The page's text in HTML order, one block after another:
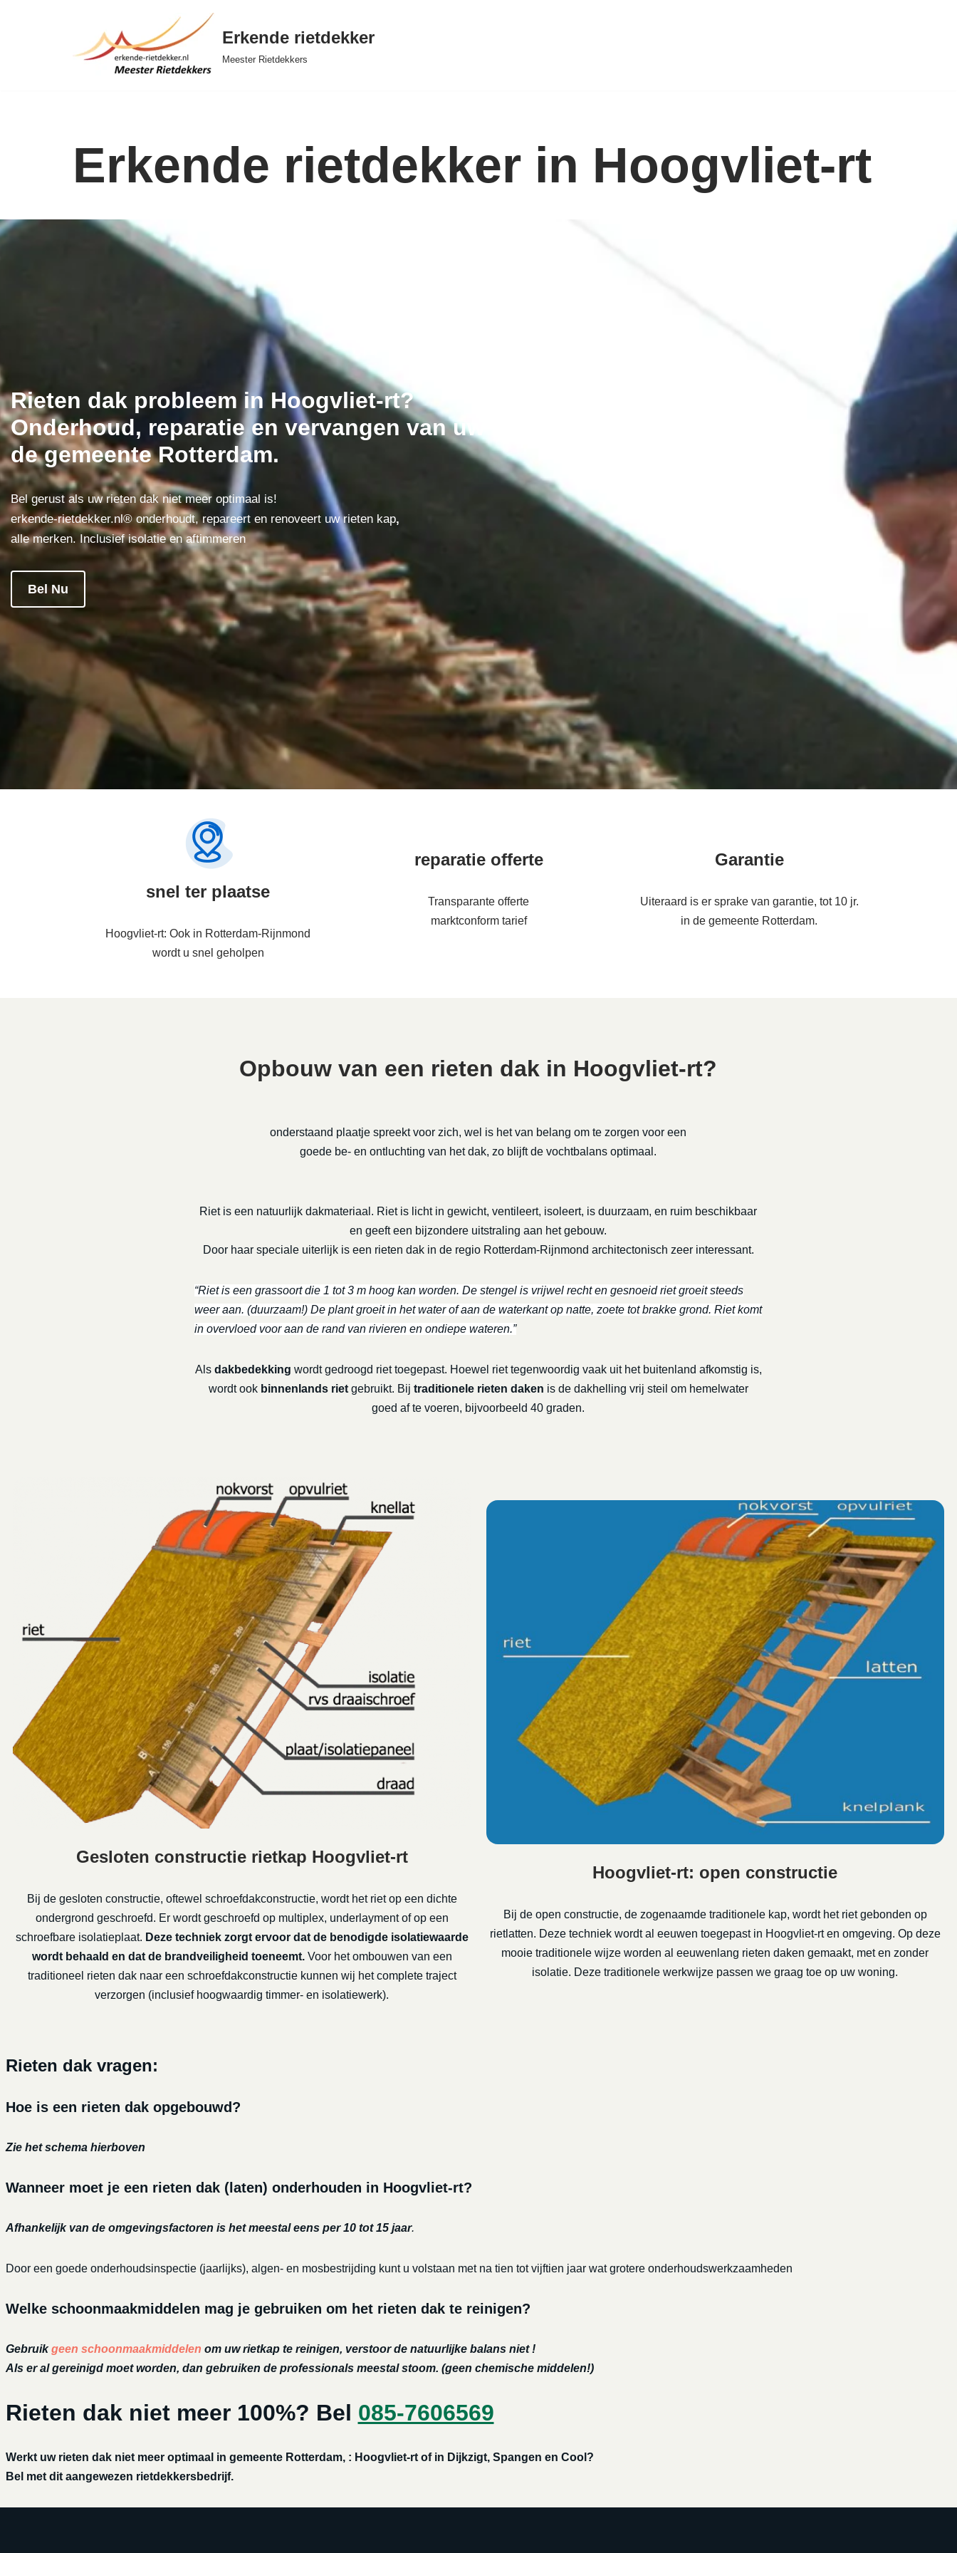
Erkende rietdekker
Meester Rietdekkers
Erkende rietdekker in Hoogvliet-rt
Rieten dak probleem in Hoogvliet-rt?
Onderhoud, reparatie en vervangen van uw riet dak in
de gemeente Rotterdam.
Bel gerust als uw rieten dak niet meer optimaal is!
erkende-rietdekker.nl® onderhoudt, repareert en renoveert uw rieten kap,
alle merken. Inclusief isolatie en aftimmeren
Bel Nu
snel ter plaatse
Hoogvliet-rt: Ook in Rotterdam-Rijnmond
wordt u snel geholpen
reparatie offerte
Transparante offerte
marktconform tarief
Garantie
Uiteraard is er sprake van garantie, tot 10 jr.
in de gemeente Rotterdam.
Opbouw van een rieten dak in Hoogvliet-rt?
onderstaand plaatje spreekt voor zich, wel is het van belang om te zorgen voor een
goede be- en ontluchting van het dak, zo blijft de vochtbalans optimaal.
Riet is een natuurlijk dakmateriaal. Riet is licht in gewicht, ventileert, isoleert, is duurzaam, en ruim beschikbaar
en geeft een bijzondere uitstraling aan het gebouw.
Door haar speciale uiterlijk is een rieten dak in de regio Rotterdam-Rijnmond architectonisch zeer interessant.
“Riet is een grassoort die 1 tot 3 m hoog kan worden. De stengel is vrijwel recht en gesnoeid riet groeit steeds
weer aan. (duurzaam!) De plant groeit in het water of aan de waterkant op natte, zoete tot brakke grond. Riet komt
in overvloed voor aan de rand van rivieren en ondiepe wateren.”
Als dakbedekking wordt gedroogd riet toegepast. Hoewel riet tegenwoordig vaak uit het buitenland afkomstig is,
wordt ook binnenlands rietgebruikt. Bij traditionele rieten daken is de dakhelling vrij steil om hemelwater
goed af te voeren, bijvoorbeeld 40 graden.
Gesloten constructie rietkap Hoogvliet-rt
Bij de gesloten constructie, oftewel schroefdakconstructie, wordt het riet op een dichte
ondergrond geschroefd. Er wordt geschroefd op multiplex, underlayment of op een
schroefbare isolatieplaat. Deze techniek zorgt ervoor dat de benodigde isolatiewaarde
wordt behaald en dat de brandveiligheid toeneemt.Voor het ombouwen van een
traditioneel rieten dak naar een schroefdakconstructie kunnen wij het complete traject
verzorgen (inclusief hoogwaardig timmer- en isolatiewerk).
Hoogvliet-rt: open constructie
Bij de open constructie, de zogenaamde traditionele kap, wordt het riet gebonden op
rietlatten. Deze techniek wordt al eeuwen toegepast in Hoogvliet-rt en omgeving. Op deze
mooie traditionele wijze worden al eeuwenlang rieten daken gemaakt, met en zonder
isolatie. Deze traditionele werkwijze passen we graag toe op uw woning.
Rieten dak vragen:
Hoe is een rieten dak opgebouwd?
Zie het schema hierboven
Wanneer moet je een rieten dak (laten) onderhouden in Hoogvliet-rt?
Afhankelijk van de omgevingsfactoren is het meestal eens per 10 tot 15 jaar.
Door een goede onderhoudsinspectie (jaarlijks), algen- en mosbestrijding kunt u volstaan met na tien tot vijftien jaar wat grotere onderhoudswerkzaamheden
Welke schoonmaakmiddelen mag je gebruiken om het rieten dak te reinigen?
Gebruikgeen schoonmaakmiddelen om uw rietkap te reinigen, verstoor de natuurlijke balans niet !
Als er al gereinigd moet worden, dan gebruiken de professionals meestal stoom. (geen chemische middelen!)
Rieten dak niet meer 100%? Bel 085-7606569
Werkt uw rieten dak niet meer optimaal in gemeente Rotterdam, : Hoogvliet-rt of in Dijkzigt, Spangen en Cool?
Bel met dit aangewezen rietdekkersbedrijf.